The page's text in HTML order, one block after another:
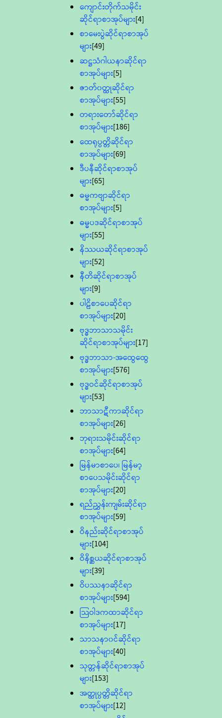
ကျောင်းတိုက်သမိုင်း
ဆိုင်ရာစာအုပ်များ[4]
စာမေးပွဲဆိုင်ရာစာအုပ်
များ[49]
ဆဋ္ဌသံဂါယနာဆိုင်ရာ
စာအုပ်များ[5]
ဇာတ်၀တ္ထုဆိုင်ရာ
စာအုပ်များ[55]
တရားတော်ဆိုင်ရာ
စာအုပ်များ[186]
ထေရုပ္ပတ္တိဆိုင်ရာ
စာအုပ်များ[69]
ဒီပနီဆိုင်ရာစာအုပ်
များ[65]
ဓမ္မကဗျာဆိုင်ရာ
စာအုပ်များ[5]
ဓမ္မပဒဆိုင်ရာစာအုပ်
များ[55]
နိဿယဆိုင်ရာစာအုပ်
များ[52]
နီတိဆိုင်ရာစာအုပ်
များ[9]
ပါဠိစာပေဆိုင်ရာ
စာအုပ်များ[20]
ဗုဒ္ဓဘာသာသမိုင်း
ဆိုင်ရာစာအုပ်များ[17]
ဗုဒ္ဓဘာသာ-အထွေထွေ
စာအုပ်များ[576]
ဗုဒ္ဓဝင်ဆိုင်ရာစာအုပ်
များ[53]
ဘာသာဋီကာဆိုင်ရာ
စာအုပ်များ[26]
ဘုရားသမိုင်းဆိုင်ရာ
စာအုပ်များ[64]
မြန်မာစာပေ၊ မြန်မာ့
စာပေသမိုင်းဆိုင်ရာ
စာအုပ်များ[20]
ရည်ညွှန်းကျမ်းဆိုင်ရာ
စာအုပ်များ[59]
ဝိနည်းဆိုင်ရာစာအုပ်
များ[104]
ဝိနိစ္ဆယဆိုင်ရာစာအုပ်
များ[39]
ဝိပဿနာဆိုင်ရာ
စာအုပ်များ[594]
သြဝါဒကထာဆိုင်ရာ
စာအုပ်များ[17]
သာသနာ၀င်ဆိုင်ရာ
စာအုပ်များ[40]
သုတ္တန်ဆိုင်ရာစာအုပ်
များ[153]
အတ္ထုပ္ပတ္တိဆိုင်ရာ
စာအုပ်များ[12]